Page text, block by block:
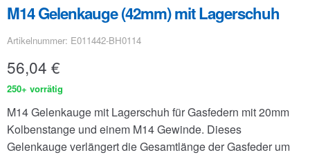
Anwendungen
Kundenservice
FAQ
M14 Gelenkauge (42mm) mit Lagerschuh
Artikelnummer: E011442-BH0114
56,04 €
250+ vorrätig
M14 Gelenkauge mit Lagerschuh für Gasfedern mit 20mm
Kolbenstange und einem M14 Gewinde. Dieses
Gelenkauge verlängert die Gesamtlänge der Gasfeder um